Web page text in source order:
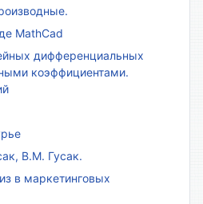
MathCad
дифференциальных
коэффициентами.
В.М. Гусак.
в маркетинговых